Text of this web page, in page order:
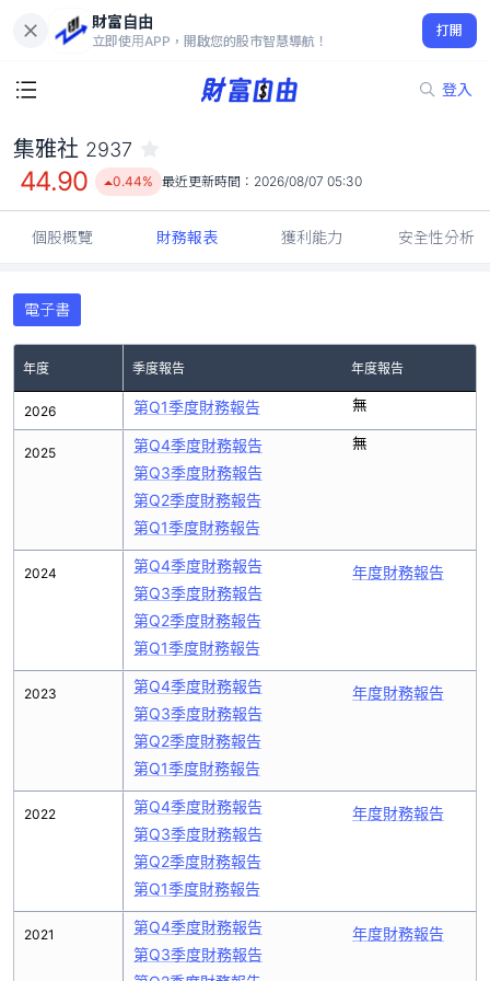
財富自由
立即使用APP，開啟您的股市智慧導航！
打開
登入
44.90
0.44%
集雅社 2937
44.90 0.44% 最近更新時間： 2026/08/07 05:30
個股概覽 財務報表 獲利能力 安全性分析
電子書
年度 季度報告 年度報告
2026
2025
2024
2023
2022
2021
第Q1季度財務報告 無
第Q4季度財務報告
第Q3季度財務報告
第Q2季度財務報告
第Q1季度財務報告
無
第Q4季度財務報告
第Q3季度財務報告
第Q2季度財務報告
第Q1季度財務報告
年度財務報告
第Q4季度財務報告
第Q3季度財務報告
第Q2季度財務報告
第Q1季度財務報告
年度財務報告
第Q4季度財務報告
第Q3季度財務報告
第Q2季度財務報告
第Q1季度財務報告
年度財務報告
第Q4季度財務報告
第Q3季度財務報告
年度財務報告